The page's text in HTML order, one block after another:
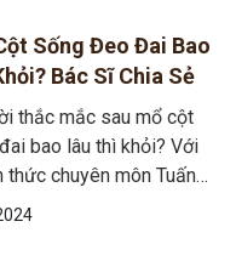
Sống Đeo Đai Bao
Bác Sĩ Chia Sẻ
thắc mắc sau mổ cột
bao lâu thì khỏi? Với
thức chuyên môn Tuấn